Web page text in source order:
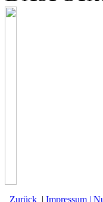
Zurück | Impressum |